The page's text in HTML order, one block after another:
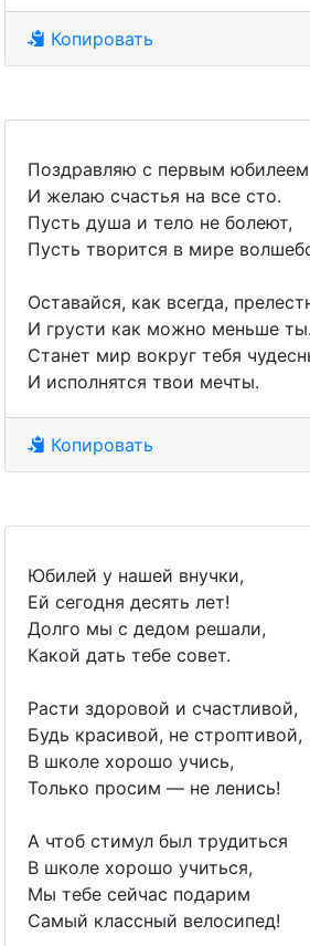
Копировать
Поздравляю с первым юбилеем
И желаю счастья на все сто.
Пусть душа и тело не болеют,
Пусть творится в мире
Оставайся, как всегда,
И грусти как можно меньше ты.
Станет мир вокруг тебя
И исполнятся твои мечты.
Копировать
Юбилей у нашей внучки,
Ей сегодня десять лет!
Долго мы с дедом решали,
Какой дать тебе совет.
Расти здоровой и счастливой,
Будь красивой, не строптивой,
В школе хорошо учись,
Только просим — не ленись!
А чтоб стимул был трудиться
В школе хорошо учиться,
Мы тебе сейчас подарим
Самый классный велосипед!